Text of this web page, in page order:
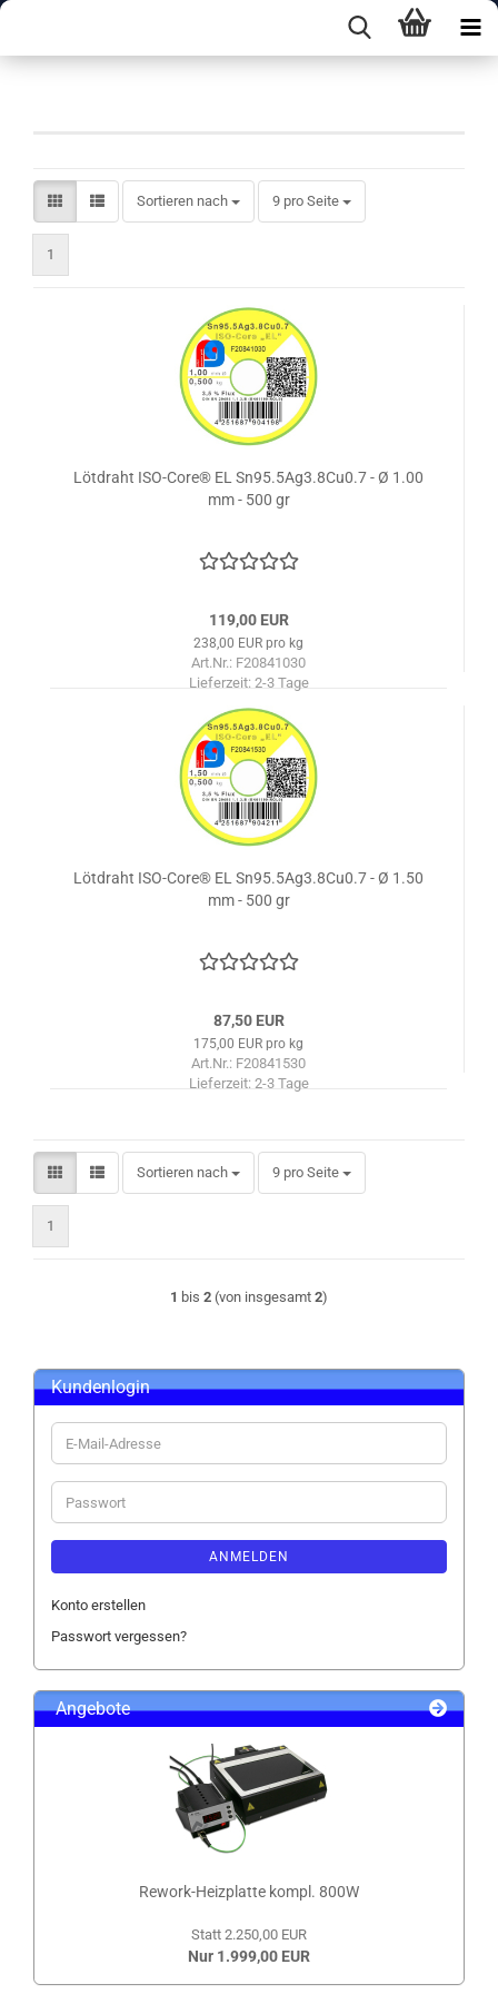
Sortieren nach
Sortieren nach 9 pro Seite
pro Seite
1
Lötdraht ISO-Core® EL Sn95.5Ag3.8Cu0.7 - Ø 1.00
mm - 500 gr
119,00 EUR
238,00 EUR pro kg
Art.Nr.: F20841030
Lieferzeit: 2-3 Tage
Lötdraht ISO-Core® EL Sn95.5Ag3.8Cu0.7 - Ø 1.50
mm - 500 gr
87,50 EUR
175,00 EUR pro kg
Art.Nr.: F20841530
Lieferzeit: 2-3 Tage
Sortieren nach
Sortieren nach 9 pro Seite
pro Seite
1
1 bis 2 (von insgesamt 2)
Kundenlogin
E-
Mail-
Adresse
Passwort
ANMELDEN
Konto erstellen
Passwort vergessen?
Angebote
Rework-Heizplatte kompl. 800W
Statt 2.250,00 EUR
Nur 1.999,00 EUR